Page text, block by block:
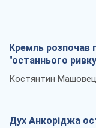
Кремль розпочав
"останнього
Костянтин
Дух Анкоріджа